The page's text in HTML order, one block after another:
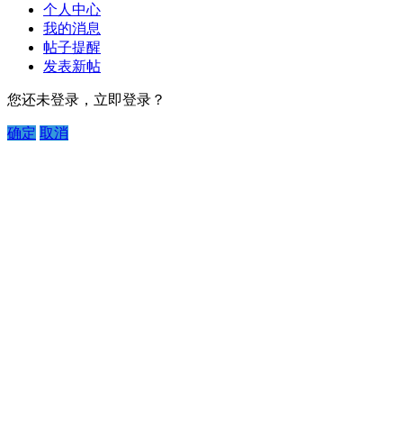
个人中心
我的消息
帖子提醒
发表新帖
您还未登录，立即登录？
确定 取消